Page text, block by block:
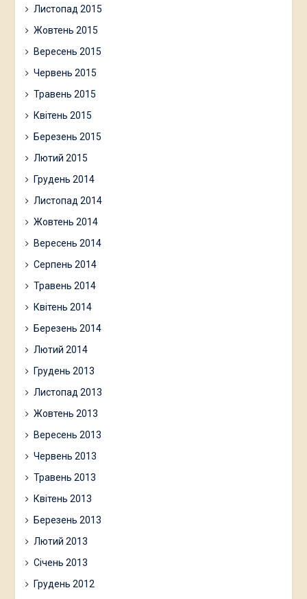
Листопад 2015
Жовтень 2015
Вересень 2015
Червень 2015
Травень 2015
Квітень 2015
Березень 2015
Лютий 2015
Грудень 2014
Листопад 2014
Жовтень 2014
Вересень 2014
Серпень 2014
Травень 2014
Квітень 2014
Березень 2014
Лютий 2014
Грудень 2013
Листопад 2013
Жовтень 2013
Вересень 2013
Червень 2013
Травень 2013
Квітень 2013
Березень 2013
Лютий 2013
Січень 2013
Грудень 2012